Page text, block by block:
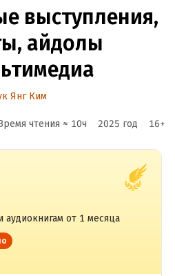
выступления,
айдолы
Янг Ким
чтения ≈ 10ч 2025 год 16+
аудиокнигам от 1 месяца